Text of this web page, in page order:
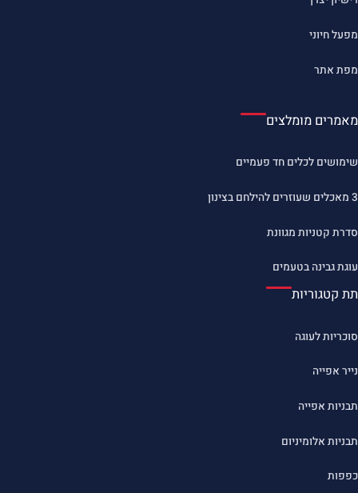
מפעל חיוני
מפת אתר
מאמרים מומלצים
שימושים לכלים חד פעמיים
3 מאכלים שעוזרים להילחם בצינון
סדרת קטניות מגוונת
עוגת גבינה בטעמים
תת קטגוריות
סוכריות לעוגה
נייר אפייה
תבניות אפייה
תבניות אלומיניום
כפפות